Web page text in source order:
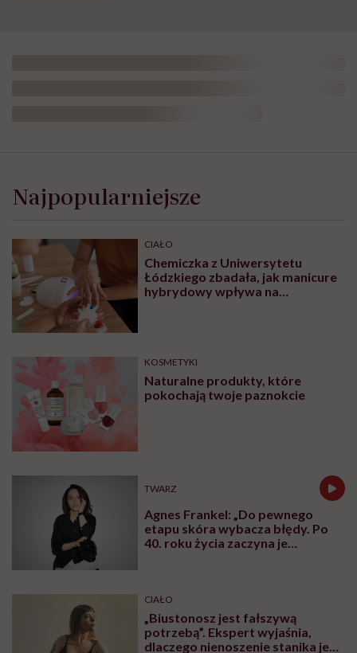
Najpopularniejsze
CIAŁO
Chemiczka z Uniwersytetu
Łódzkiego zbadała, jak manicure
hybrydowy wpływa na
KOSMETYKI
Naturalne produkty, które
pokochają twoje paznokcie
TWARZ
Agnes Frankel: „Do pewnego
etapu skóra wybacza błędy. Po
40. roku życia zaczyna je
CIAŁO
„Biustonosz jest fałszywą
potrzebą”. Ekspert wyjaśnia,
dlaczego nienoszenie stanika jest